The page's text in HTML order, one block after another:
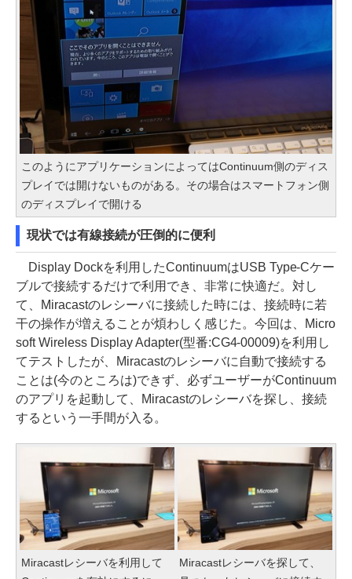
このようにアプリケーションによってはContinuum側のディス
プレイでは開けないものがある。その場合はスマートフォン側
のディスプレイで開ける
現状では有線接続が圧倒的に便利
Display Dockを利用したContinuumはUSB Type-Cケー
ブルで接続するだけで利用でき、非常に快適だ。対し
て、Miracastのレシーバに接続した時には、接続時に若
干の操作が増えることが煩わしく感じた。今回は、Micro
soft Wireless Display Adapter(型番:CG4-00009)を利用し
てテストしたが、Miracastのレシーバに自動で接続する
ことは(今のところは)できず、必ずユーザーがContinuum
のアプリを起動して、Miracastのレシーバを探し、接続
するという一手間が入る。
Miracastレシーバを利用して
Miracastレシーバを探して、